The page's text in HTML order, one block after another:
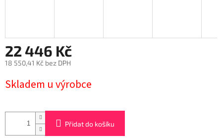
22 446 Kč
18 550,41 Kč bez DPH
cena:
Skladem u výrobce
Přidat do košíku